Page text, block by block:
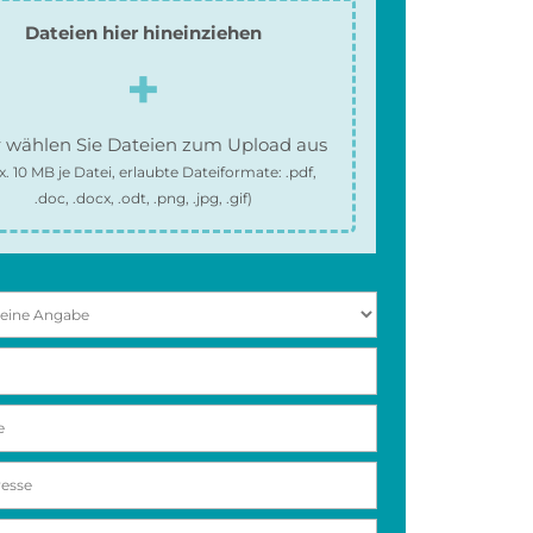
Dateien hier hineinziehen
wählen Sie Dateien zum Upload aus
10 MB je Datei, erlaubte Dateiformate:.pdf,
.doc, .docx, .odt, .png, .jpg, .gif)